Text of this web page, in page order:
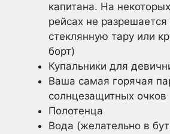
капитана. На
рейсах не разрешается
стеклянную тару или
борт)
Купальники для
Ваша самая горячая
солнцезащитных очков
Полотенца
Вода (желательно в